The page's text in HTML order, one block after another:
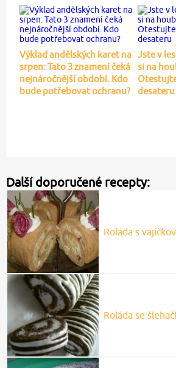
Výklad andělských karet na
srpen: Tato 3 znamení čeká
nejnáročnější období. Kdo
bude potřebovat ochranu?
Jste v
si na
desateru
Další doporučené recepty:
Roláda s
Roláda se